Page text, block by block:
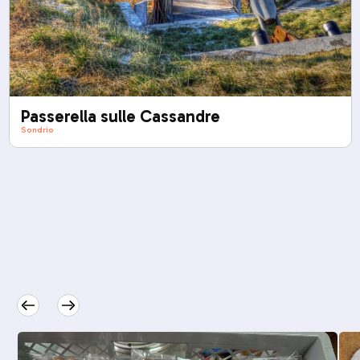
Passerella sulle Cassandre
Sondrio